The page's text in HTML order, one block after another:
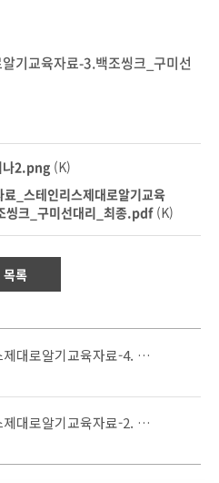
기교육자료-3.백조씽크_구미선
나2.png (K)
_스테인리스제대로알기교육
씽크_구미선대리_최종.pdf(K)
목록
[STS클럽] 스테인리스제대로알기교육자료-4. 스사모 전지현 운영자
[STS클럽] 스테인리스제대로알기교육자료-2. 홍익대학교 김희산교수